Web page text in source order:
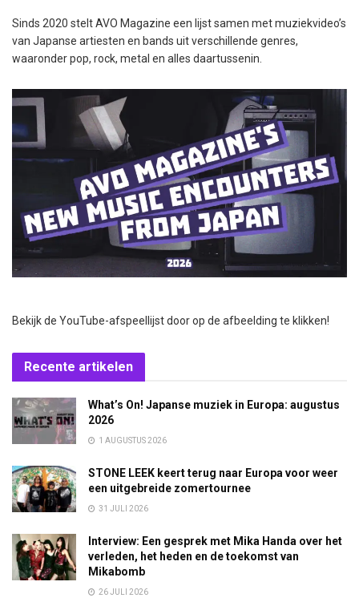
Sinds 2020 stelt AVO Magazine een lijst samen met muziekvideo’s
van Japanse artiesten en bands uit verschillende genres,
waaronder pop, rock, metal en alles daartussenin.
Bekijk de YouTube-afspeellijst door op de afbeelding te klikken!
Recente artikelen
What’s On! Japanse muziek in Europa: augustus
2026
1 AUGUSTUS 2026
STONE LEEK keert terug naar Europa voor weer
een uitgebreide zomertournee
31 JULI 2026
Interview: Een gesprek met Mika Handa over het
verleden, het heden en de toekomst van
Mikabomb
26 JULI 2026